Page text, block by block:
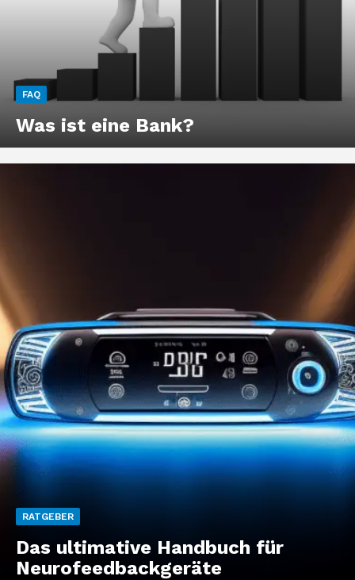
FAQ
Was ist eine Bank?
RATGEBER
Das ultimative Handbuch für
Neurofeedbackgeräte